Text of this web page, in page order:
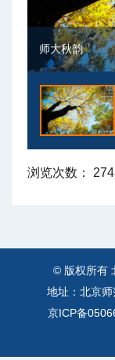
师大秋韵
浏览次数：
© 版权所有
地址：北京
京ICP备